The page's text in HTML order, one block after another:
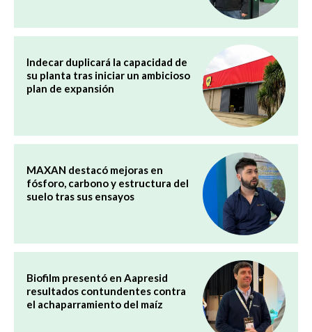
Indecar duplicará la capacidad de
su planta tras iniciar un ambicioso
plan de expansión
MAXAN destacó mejoras en
fósforo, carbono y estructura del
suelo tras sus ensayos
Biofilm presentó en Aapresid
resultados contundentes contra
el achaparramiento del maíz